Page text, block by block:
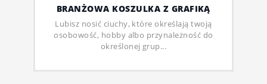
BRANŻOWA KOSZULKA Z GRAFIKĄ
Lubisz nosić ciuchy, które określają twoją
osobowość, hobby albo przynależność do
określonej grup...